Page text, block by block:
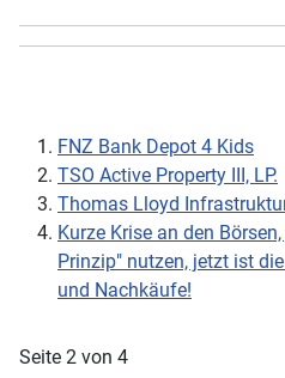
FNZ Bank Depot 4 Kids
TSO Active Property III, LP.
Thomas Lloyd
Kurze Krise an den
Prinzip" nutzen, jetzt ist
und Nachkäufe!
Seite 2 von 4